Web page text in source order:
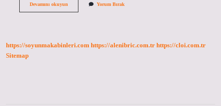
Devamını okuyunIphone
Yorum Bırak
https://soyunmakabinleri.com https://alenibric.com.tr https://cloi.com.tr
Sitemap